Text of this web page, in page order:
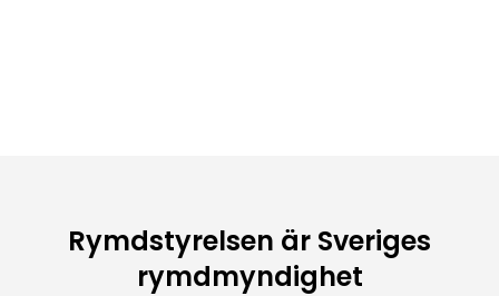
Rymdstyrelsen är Sveriges
rymdmyndighet